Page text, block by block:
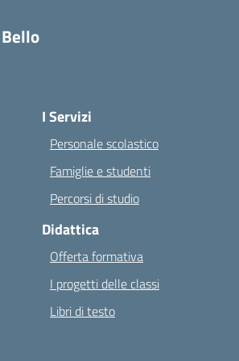
I Servizi
Personale scolastico
Famiglie e studenti
Percorsi di studio
Didattica
Offerta formativa
I progetti delle classi
Libri di testo